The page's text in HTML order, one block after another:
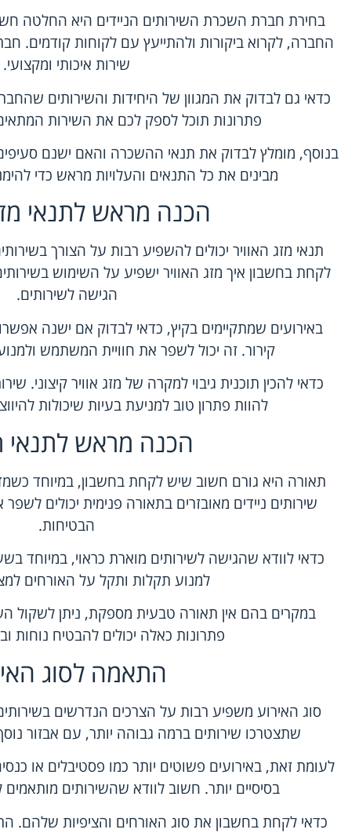
בחירת חברת השכרת השירותים הניידים היא החלטה
החברה, לקרוא ביקורות ולהתייעץ עם לקוחות קודמים.
שירות איכותי ומקצועי.
כדאי גם לבדוק את המגוון של היחידות והשירותים
פתרונות תוכל לספק לכם את השירות
בנוסף, מומלץ לבדוק את תנאי ההשכרה והאם ישנם
מבינים את כל התנאים והעלויות מראש כדי
הכנה מראש לתנאי
תנאי מזג האוויר יכולים להשפיע רבות על הצורך
לקחת בחשבון איך מזג האוויר ישפיע על השימוש
הגישה לשירותים.
באירועים שמתקיימים בקיץ, כדאי לבדוק אם ישנה
קירור. זה יכול לשפר את חוויית המשתמש
כדאי להכין תוכנית גיבוי למקרה של מזג אוויר קיצוני.
להוות פתרון טוב למניעת בעיות שיכולות
הכנה מראש לתנאי
תאורה היא גורם חשוב שיש לקחת בחשבון, במיוחד
שירותים ניידים מאובזרים בתאורה פנימית יכולים
הבטיחות.
כדאי לוודא שהגישה לשירותים מוארת כראוי, במיוחד
למנוע תקלות ותקל על האורחים
במקרים בהם אין תאורה טבעית מספקת, ניתן לשקול
פתרונות כאלה יכולים להבטיח נוחות
התאמה לסוג
סוג האירוע משפיע רבות על הצרכים הנדרשים בשירותים
שתצטרכו שירותים ברמה גבוהה יותר, עם אבזור
לעומת זאת, באירועים פשוטים יותר כמו פסטיבלים או
בסיסיים יותר. חשוב לוודא שהשירותים
כדאי לקחת בחשבון את סוג האורחים והציפיות שלהם.